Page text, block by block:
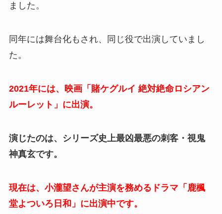
ました。
同年には舞台化もされ、同じ役で出演していまし
た。
2021年には、映画「賭ケグルイ 絶対絶命ロシアン
ルーレット」に出演。
演じたのは、シリーズ史上最凶最悪の刺客・視鬼
神真玄です。
現在は、小瀧望さんが主演を務めるドラマ「鹿楓
堂よついろ日和」に出演中です。